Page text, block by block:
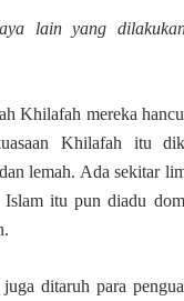
lain yang
Khilafah mereka
Khilafah itu
lemah. Ada sekitar
Islam itu pun diadu
ditaruh para